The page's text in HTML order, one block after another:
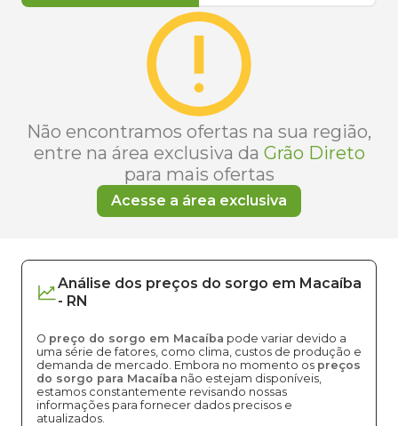
Não encontramos ofertas na sua região,
entre na área exclusiva da Grão Direto
para mais ofertas
Acesse a área exclusiva
Análise dos preços do sorgo em Macaíba
- RN
O preço do sorgo em Macaíba pode variar devido a
uma série de fatores, como clima, custos de produção e
demanda de mercado. Embora no momento os preços
do sorgo para Macaíba não estejam disponíveis,
estamos constantemente revisando nossas
informações para fornecer dados precisos e
atualizados.